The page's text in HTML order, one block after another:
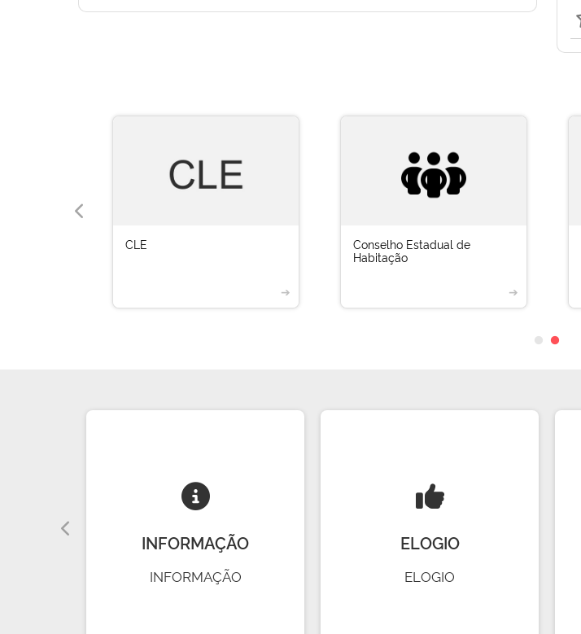
CLE
➔
Conselho Estadual de
Habitação
➔
INFORMAÇÃO
INFORMAÇÃO
ELOGIO
ELOGIO